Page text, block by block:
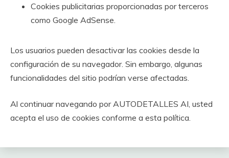
Cookies publicitarias proporcionadas por terceros
como Google AdSense.
Los usuarios pueden desactivar las cookies desde la
configuración de su navegador. Sin embargo, algunas
funcionalidades del sitio podrían verse afectadas.
Al continuar navegando por AUTODETALLES AI, usted
acepta el uso de cookies conforme a esta política.